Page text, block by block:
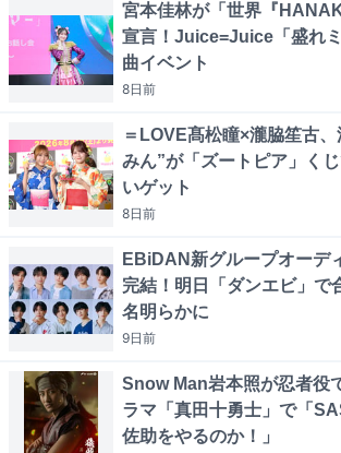
宮本佳林が「世界『
宣言！Juice=Juice「盛れ
曲イベント
8日前
＝LOVE髙松瞳×瀧脇笙古
みん”が「ズートピア」く
いゲット
8日前
EBiDAN新グループオーデ
完結！明日「ダンエビ」で
名明らかに
9日前
Snow Man岩本照が忍者役
ラマ「真田十勇士」で「
佐助をやるのか！」